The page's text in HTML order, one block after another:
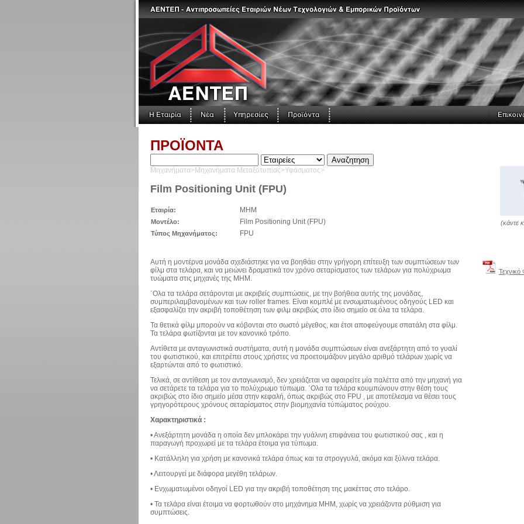
ΠΡΟΪΟΝΤΑ
Μηχανήματα>Μηχανήματα Μεταξοτυπίας>Υφάσματος>
Film Positioning Unit (FPU)
Εταιρία: MHM
Μοντέλο: Film Positioning Unit (FPU)
Τύπος Μηχανήματος: FPU
Αυτή η μοντέρνα μονάδα σχεδιάστηκε για να βοηθάει στην γρήγορη επίτευξη των συμπτώσεων των
φίλμ στα τελάρα, και να μειώνει δραματικά τον χρόνο σεταρίσματος των τελάρων για πολύχρωμα
τυώματα στις μηχανές της ΜΗΜ.
΄Ολα τα τελάρα σετάρονται με ακριβείς συμπτώσεις, με την βοήθεια αυτής της μονάδας,
συμπεριλαμβανομένων και των roller frames. Είναι κομπλέ με ενσωματωμένους οδηγούς LED και
εξασφαλίζει την ακριβή τοποθέτηση των φιλμ ακριβώς στο ίδιο σημείο σε όλα τα τελάρα.
Τα θετικά φίλμ μπορούν να κόβονται στο σωστό μέγεθος, και έτσι αποφεύγουμε σπατάλη στα φίλμ.
Τα τελάρα φωτίζονται με τον κανονικό τρόπο.
Αντίθετα με ανταγωνιστικά συστήματα, συτή η μονάδα συμπτώσεων είναι ανεξάρτητη από το γυαλί
του φωτιστικού, και επιτρέπει στους χρήστες να προετοιμάζουν μεγάλο αριθμό τελάρων χωρίς να
εξαρτώνται από το φωτιστικό.
Τελικά, σε αντίθεση με τον ανταγωνισμό, δεν χρειάζεται να αφαιρείτε μία παλέττα από την μηχανή για
να σετάρετε τα τελάρα για το πολύχρωμο τύπωμα. ΄Ολα τα τελάρα κουμπώνουν στην θέση τους
ακριβώς στο ίδιο σημείο μέσα στην κεφαλή, όπως ακριβώς στο FPU , με αποτέλεσμα να θέσει τους
γρηγορότερους χρόνους σεταρίσματος στην βιομηχανία τύπώματος ρούχου.
Χαρακτηριστικά :
• Ανεξάρτητη μονάδα η οποία δεν μπλοκάρει την γυάλινη επιφάνεια του φωτιστικού σας , και η
παραγωγή προχωρεί με τα τελάρα έτοιμα για τύπωμα.
• Κατάλληλη για χρήση με κανονικά τελάρα όπως και τα στρογγυλά, ακόμα και ξύλινα τελάρα.
• Λειτουργεί με διάφορα μεγέθη τελάρων.
• Ενχωματωμένοι οδηγοί LED για την ακριβή τοποθέτηση της μακέττας στο τελάρο.
• Τα τελάρα είναι έτοιμα να φορτωθούν στο μηχάνημα ΜΗΜ, χωρίς να χρειάζοντα ρύθμιση για
συμπτώσεις.
(κάντε
Τεχνικό